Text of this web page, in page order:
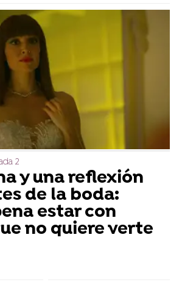
2
y una reflexión
de la boda:
estar con
no quiere verte